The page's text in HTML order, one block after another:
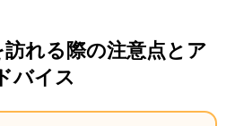
れる際の注意点とア
ドバイス